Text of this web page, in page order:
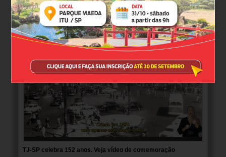
MULTIMÍDIA
TJ-SP celebra 152 anos. Veja vídeo de comemoração